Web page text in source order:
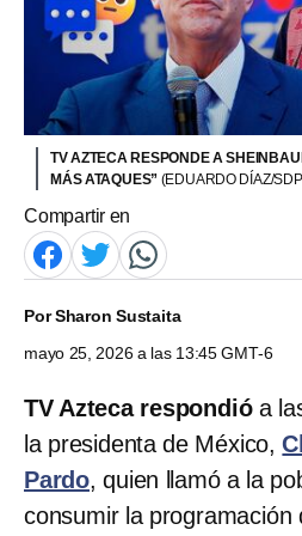
TV AZTECA RESPONDE A
MÁS ATAQUES” (EDUARDO DÍAZ/
Compartir en
PorSharon Sustaita
mayo 25, 2026 a las 13:45 GMT-6
TV Azteca respondióa
la presidenta de México,
Pardo, quien llamó a la
consumir la programación